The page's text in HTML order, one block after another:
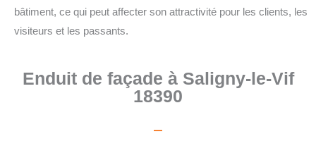
bâtiment, ce qui peut affecter son attractivité pour les clients, les
visiteurs et les passants.
Enduit de façade à Saligny-le-Vif
18390